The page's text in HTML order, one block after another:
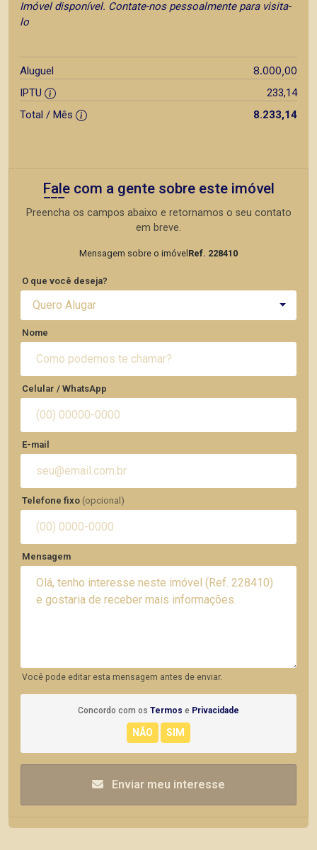
Imóvel disponível. Contate-nos pessoalmente para visita-
lo
Aluguel 8.000,00
IPTU
233,14
Total / Mês
8.233,14
Fale com a gente sobre este imóvel
Preencha os campos abaixo e retornamos o seu contato
em breve.
Mensagem sobre o imóvel Ref. 228410
O que você deseja?
Quero Alugar
Nome
Celular / WhatsApp
E-mail
Telefone fixo (opcional)
Mensagem
Você pode editar esta mensagem antes de enviar.
Concordo com os Termos e Privacidade
Enviar meu interesse